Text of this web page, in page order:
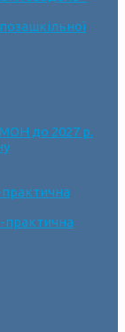
МОН до 2027 р.
практична
практична